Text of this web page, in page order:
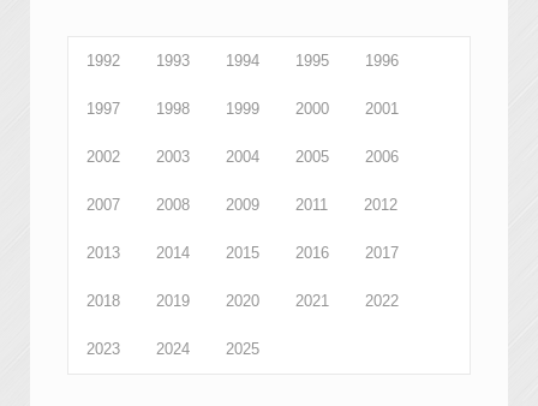
1992 1993 1994 1995 1996
1997 1998 1999 2000 2001
2002 2003 2004 2005 2006
2007 2008 2009 2011 2012
2013 2014 2015 2016 2017
2018 2019 2020 2021 2022
2023 2024 2025